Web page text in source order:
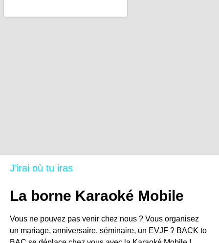
J’irai où tu iras
La borne Karaoké Mobile
Vous ne pouvez pas venir chez nous ? Vous organisez
un mariage, anniversaire, séminaire, un EVJF ? BACK to